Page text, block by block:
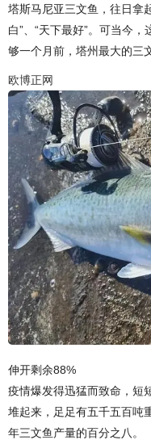
塔斯马尼亚三文鱼，往日拿
白”、“天下最好”。可当今
够一个月前，塔州最大的三
欧博正网
伸开剩余88%
疫情爆发得迅猛而致命，短
堆起来，足足有五千五百吨
年三文鱼产量的百分之八。